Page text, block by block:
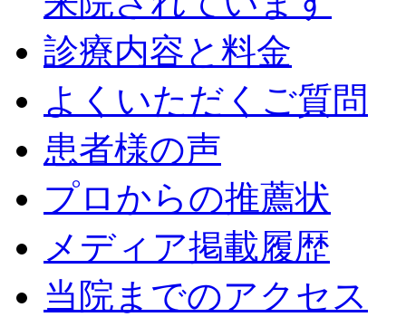
診療内容と料金
よくいただくご質問
患者様の声
プロからの推薦状
メディア掲載履歴
当院までのアクセス